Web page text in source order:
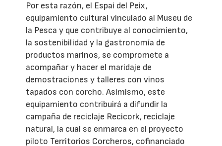
Por esta razón, el Espai del Peix,
equipamiento cultural vinculado al Museu de
la Pesca y que contribuye al conocimiento,
la sostenibilidad y la gastronomía de
productos marinos, se compromete a
acompañar y hacer el maridaje de
demostraciones y talleres con vinos
tapados con corcho. Asimismo, este
equipamiento contribuirá a difundir la
campaña de reciclaje Recicork, reciclaje
natural, la cual se enmarca en el proyecto
piloto Territorios Corcheros, cofinanciado